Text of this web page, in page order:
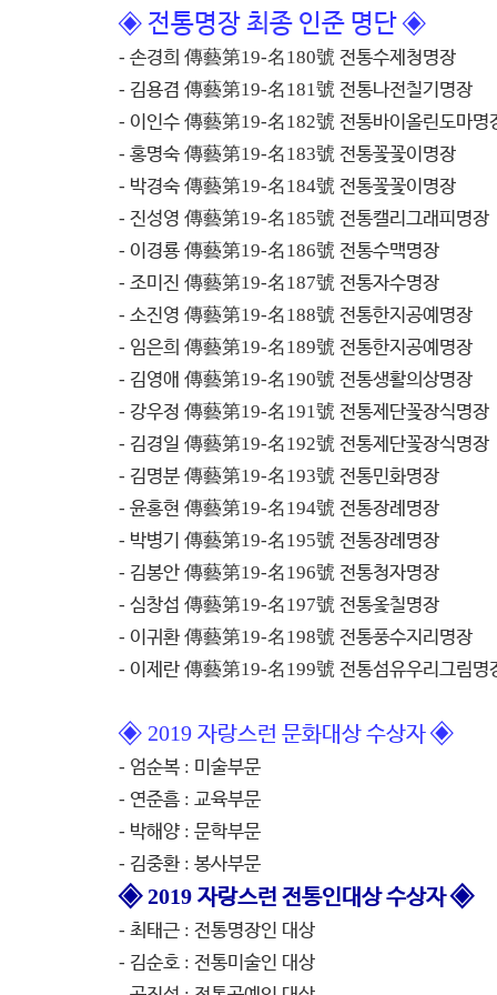
◈전통명장 최종 인준 명단◈
- 손경희 傳藝第19-名180號 전통수제청명장
- 김용겸 傳藝第19-名181號 전통나전칠기명장
- 이인수 傳藝第19-名182號 전통바이올린도마명
- 홍명숙 傳藝第19-名183號 전통꽃꽃이명장
- 박경숙 傳藝第19-名184號 전통꽃꽃이명장
- 진성영 傳藝第19-名185號 전통캘리그래피명장
- 이경룡 傳藝第19-名186號 전통수맥명장
- 조미진 傳藝第19-名187號 전통자수명장
- 소진영 傳藝第19-名188號 전통한지공예명장
- 임은희 傳藝第19-名189號 전통한지공예명장
- 김영애 傳藝第19-名190號 전통생활의상명장
- 강우정 傳藝第19-名191號 전통제단꽃장식명장
- 김경일 傳藝第19-名192號 전통제단꽃장식명장
- 김명분 傳藝第19-名193號 전통민화명장
- 윤홍현 傳藝第19-名194號 전통장례명장
- 박병기 傳藝第19-名195號 전통장례명장
- 김봉안 傳藝第19-名196號 전통청자명장
- 심창섭 傳藝第19-名197號 전통옻칠명장
- 이귀환 傳藝第19-名198號 전통풍수지리명장
- 이제란 傳藝第19-名199號 전통섬유우리그림명
◈ 2019 자랑스런 문화대상 수상자◈
- 엄순복 : 미술부문
- 연준흠 : 교육부문
- 박해양 : 문학부문
- 김중환 : 봉사부문
◈2019 자랑스런 전통인대상 수상자◈
- 최태근 : 전통명장인 대상
- 김순호 : 전통미술인 대상